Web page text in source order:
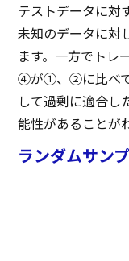
テストデータに対
未知のデータに対
ます。一方でトレ
④が①、②に比べて
して過剰に適合し
能性があることが
ランダムサン